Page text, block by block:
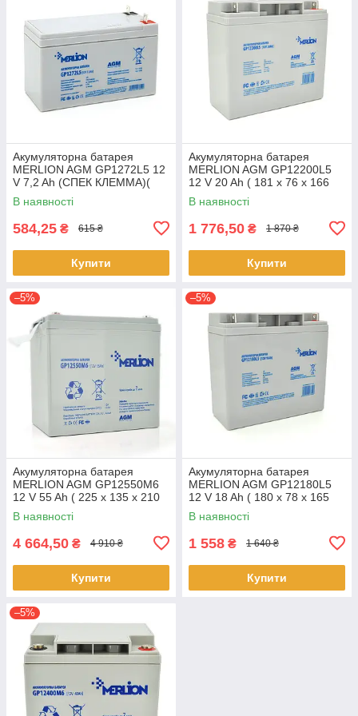
Акумуляторна батарея
MERLION AGM GP1272L5 12
V 7,2 Ah (СПЕК КЛЕММА)(
150 x 65 x 95 (100)) White
Q10
В наявності
584,25 ₴ 615 ₴
Купити
Акумуляторна батарея
MERLION AGM GP12200L5
12 V 20 Ah ( 181 x 76 x 166
(168) ), 5,4 kg Q4/192
В наявності
1 776,50 ₴ 1 870 ₴
Купити
–5%
Акумуляторна батарея
MERLION AGM GP12550M6
12 V 55 Ah ( 225 x 135 x 210
(215) ), 14.1 kg Q1/48
В наявності
4 664,50 ₴ 4 910 ₴
Купити
–5%
Акумуляторна батарея
MERLION AGM GP12180L5
12 V 18 Ah ( 180 x 78 x 165
(168)), 4.65 kg Q4/192
В наявності
1 558 ₴ 1 640 ₴
Купити
–5%